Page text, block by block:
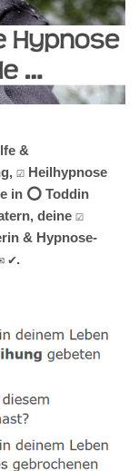
&
☑️ Heilhypnose
in ⭕ Toddin
deine ☑️
& Hypnose-
✔.